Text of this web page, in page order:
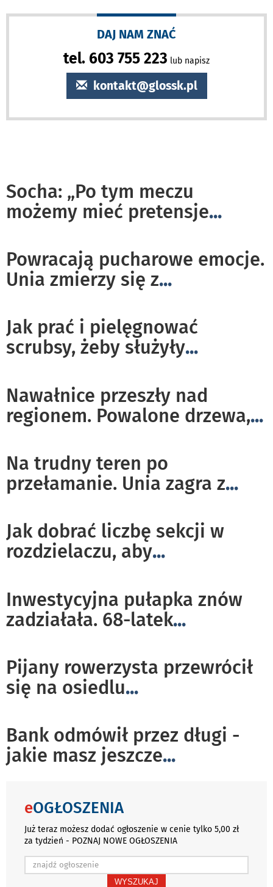
DAJ NAM ZNAĆ
tel. 603 755 223 lub napisz
kontakt@glossk.pl
Socha: „Po tym meczu
możemy mieć pretensje...
Powracają pucharowe emocje.
Unia zmierzy się z...
Jak prać i pielęgnować
scrubsy, żeby służyły...
Nawałnice przeszły nad
regionem. Powalone drzewa,...
Na trudny teren po
przełamanie. Unia zagra z...
Jak dobrać liczbę sekcji w
rozdzielaczu, aby...
Inwestycyjna pułapka znów
zadziałała. 68-latek...
Pijany rowerzysta przewrócił
się na osiedlu...
Bank odmówił przez długi -
jakie masz jeszcze...
eOGŁOSZENIA
Już teraz możesz dodać ogłoszenie w cenie tylko 5,00 zł
za tydzień - POZNAJ NOWE OGŁOSZENIA
WYSZUKAJ